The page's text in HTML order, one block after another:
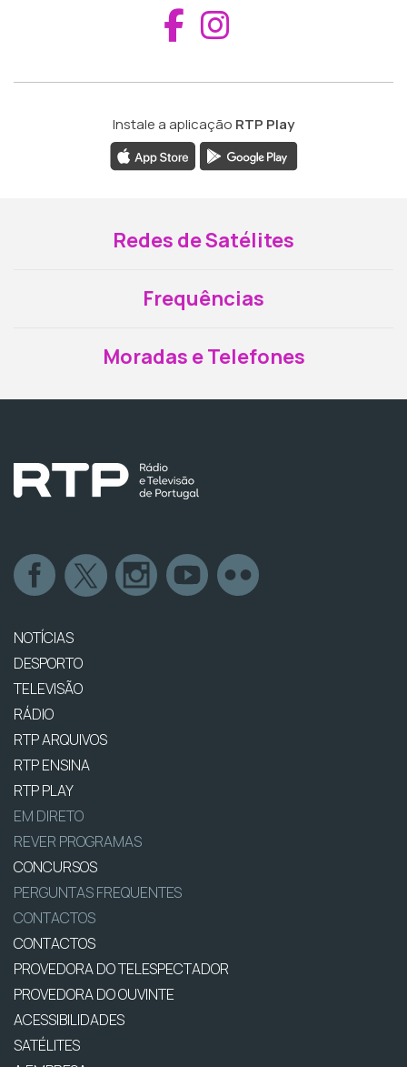
Aceder ao
Instale a aplicação RTP Play
Redes de Satélites
Frequências
Moradas e Telefones
NOTÍCIAS
DESPORTO
TELEVISÃO
RÁDIO
RTP ARQUIVOS
RTP ENSINA
RTP PLAY
EM DIRETO
REVER PROGRAMAS
CONCURSOS
PERGUNTAS FREQUENTES
CONTACTOS
CONTACTOS
PROVEDORA DO TELESPECTADOR
PROVEDORA DO OUVINTE
ACESSIBILIDADES
SATÉLITES